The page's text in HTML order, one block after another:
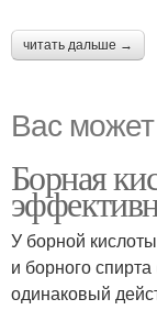
читать дальше →
Вас
Борная
У борной
и борного
одинаковый